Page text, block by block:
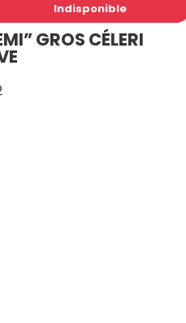
Indisponible
GROS CÉLERI